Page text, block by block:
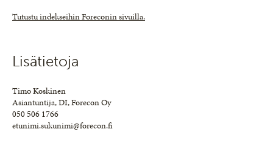
Tutustu indekseihin Foreconin sivuilla.
Lisätietoja
Timo Koskinen
Asiantuntija, DI, Forecon Oy
050 506 1766
etunimi.sukunimi@forecon.fi